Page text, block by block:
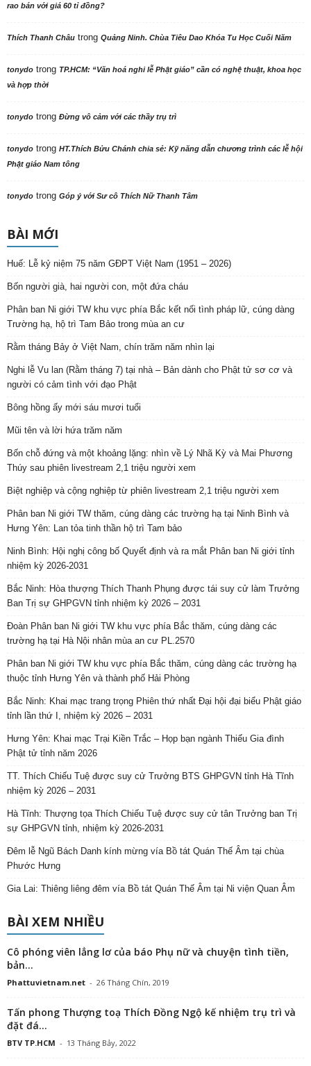
rao bán với giá 60 tỉ đồng?
Thích Thanh Châu trong Quảng Ninh. Chùa Tiêu Dao Khóa Tu Học Cuối Năm
tonydo trong TP.HCM: “Văn hoá nghi lễ Phật giáo” cần có nghệ thuật, khoa học
và hợp thời
tonydo trong Đừng vô cảm với các thầy trụ trì
tonydo trong HT.Thích Bửu Chánh chia sẻ: Kỹ năng dẫn chương trình các lễ hội
Phật giáo Nam tông
tonydo trong Góp ý với Sư cô Thích Nữ Thanh Tâm
BÀI MỚI
Huế: Lễ kỷ niệm 75 năm GĐPT Việt Nam (1951 – 2026)
Bốn người già, hai người con, một đứa cháu
Phân ban Ni giới TW khu vực phía Bắc kết nối tình pháp lữ, cúng dàng
Trường hạ, hộ trì Tam Bảo trong mùa an cư
Rằm tháng Bảy ở Việt Nam, chín trăm năm nhìn lại
Nghi lễ Vu lan (Rằm tháng 7) tại nhà – Bản dành cho Phật tử sơ cơ và
người có cảm tình với đạo Phật
Bông hồng ấy mới sáu mươi tuổi
Mũi tên và lời hứa trăm năm
Bốn chỗ đứng và một khoảng lặng: nhìn về Lý Nhã Kỳ và Mai Phương
Thúy sau phiên livestream 2,1 triệu người xem
Biệt nghiệp và cộng nghiệp từ phiên livestream 2,1 triệu người xem
Phân ban Ni giới TW thăm, cúng dàng các trường hạ tại Ninh Bình và
Hưng Yên: Lan tỏa tinh thần hộ trì Tam bảo
Ninh Bình: Hội nghị công bố Quyết định và ra mắt Phân ban Ni giới tỉnh
nhiệm kỳ 2026-2031
Bắc Ninh: Hòa thượng Thích Thanh Phụng được tái suy cử làm Trưởng
Ban Trị sự GHPGVN tỉnh nhiệm kỳ 2026 – 2031
Đoàn Phân ban Ni giới TW khu vực phía Bắc thăm, cúng dàng các
trường hạ tại Hà Nội nhân mùa an cư PL.2570
Phân ban Ni giới TW khu vực phía Bắc thăm, cúng dàng các trường hạ
thuộc tỉnh Hưng Yên và thành phố Hải Phòng
Bắc Ninh: Khai mạc trang trọng Phiên thứ nhất Đại hội đại biểu Phật giáo
tỉnh lần thứ I, nhiệm kỳ 2026 – 2031
Hưng Yên: Khai mạc Trại Kiền Trắc – Họp bạn ngành Thiếu Gia đình
Phật tử tỉnh năm 2026
TT. Thích Chiếu Tuệ được suy cử Trưởng BTS GHPGVN tỉnh Hà Tĩnh
nhiệm kỳ 2026 – 2031
Hà Tĩnh: Thượng tọa Thích Chiếu Tuệ được suy cử tân Trưởng ban Trị
sự GHPGVN tỉnh, nhiệm kỳ 2026-2031
Đêm lễ Ngũ Bách Danh kính mừng vía Bồ tát Quán Thế Âm tại chùa
Phước Hưng
Gia Lai: Thiêng liêng đêm vía Bồ tát Quán Thế Âm tại Ni viện Quan Âm
BÀI XEM NHIỀU
Cô phóng viên lẳng lơ của báo Phụ nữ và chuyện tình tiền,
bản...
Phattuvietnam.net - 26 Tháng Chín, 2019
Tấn phong Thượng toạ Thích Đồng Ngộ kế nhiệm trụ trì và
đặt đá...
BTV TP.HCM - 13 Tháng Bảy, 2022